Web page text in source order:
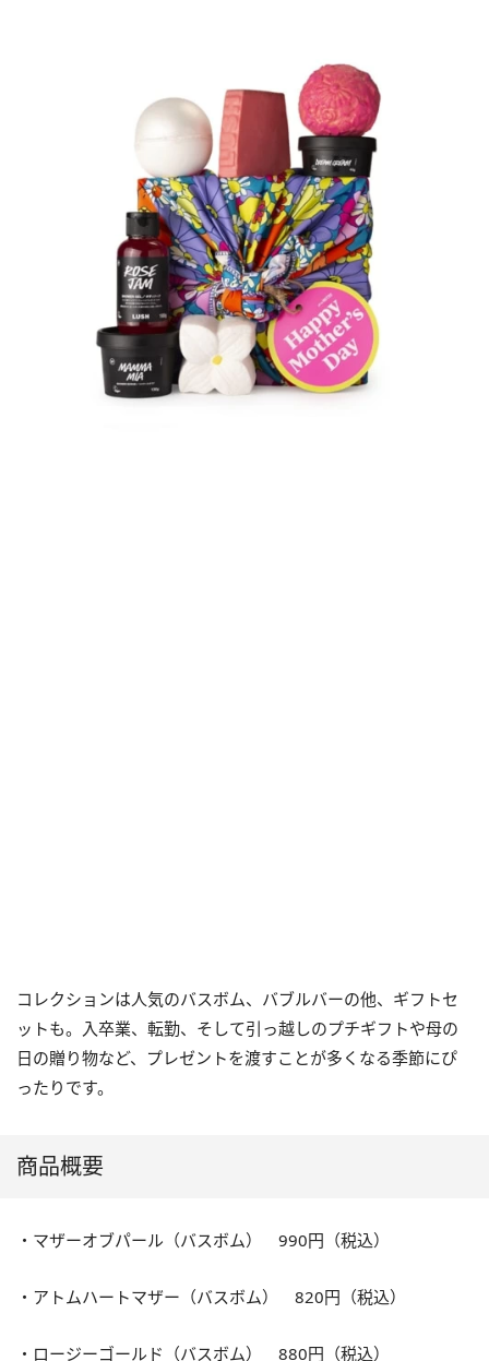
コレクションは人気のバスボム、バブルバーの他、ギフトセ
ットも。入卒業、転勤、そして引っ越しのプチギフトや母の
日の贈り物など、プレゼントを渡すことが多くなる季節にぴ
ったりです。
商品概要
・マザーオブパール（バスボム） 990円（税込）
・アトムハートマザー（バスボム） 820円（税込）
・ロージーゴールド（バスボム） 880円（税込）